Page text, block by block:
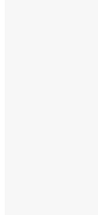
Irans
Der Iran befindet
Krise , die durch
Missmanagement
Während der Staat